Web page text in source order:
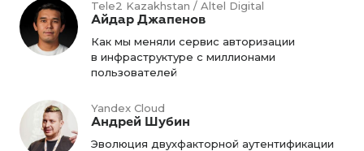
Tele2 Kazakhstan / Altel Digital
Айдар Джапенов
Как мы меняли сервис авторизации
в инфраструктуре с миллионами
пользователей
Yandex Cloud
Андрей Шубин
Эволюция двухфакторной аутентификации